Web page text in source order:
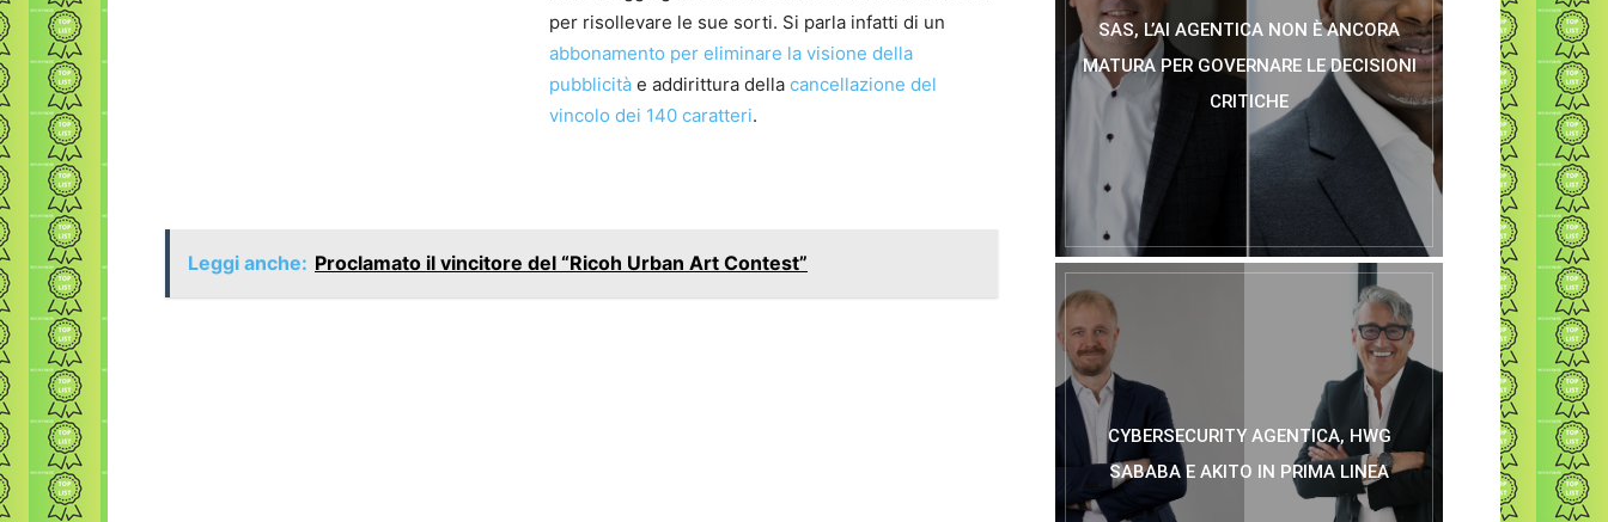
per risollevare le sue sorti. Si parla infatti di un
abbonamento per eliminare la visione della
pubblicità e addirittura della cancellazione del
vincolo dei 140 caratteri.
Leggi anche: Proclamato il vincitore del “Ricoh Urban Art Contest”
SAS, L’AI AGENTICA NON È ANCORA
MATURA PER GOVERNARE LE DECISIONI
CRITICHE
CYBERSECURITY AGENTICA, HWG
SABABA E AKITO IN PRIMA LINEA